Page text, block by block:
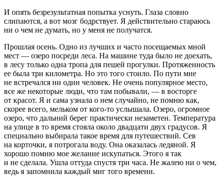
И опять безрезультатная попытка уснуть. Глаза словно
слипаются, а вот мозг бодрствует. Я действительно стараюсь
ни о чем не думать, но у меня не получатся.
Прошлая осень. Одно из лучших и часто посещаемых мной
мест — озеро посреди леса. На машине туда было не доехать,
в лесу только одна тропа для пешей прогулки. Протяженность
ее была три километра. Но это того стоило. По пути мне
не встречался ни один человек. Не очень популярное место,
все же некоторые люди, что там побывали, — в восторге
от красот. Я и сама узнала о нем случайно, не помню как,
скорее всего, мельком от кого-то услышала. Озеро, огромное
озеро, что дальний берег практически незаметен. Температура
на улице в то время стояла около двадцати двух градусов. Я
специально выбирала такое время для путешествий. Сев
на корточки, я потрогала воду. Она оказалась ледяной. Я
хорошо помню мое желание искупаться. Этого я так
и не сделала. Ушла оттуда спустя три часа. Не жалею ни о чем,
ведь я запомнила каждый миг того времени.